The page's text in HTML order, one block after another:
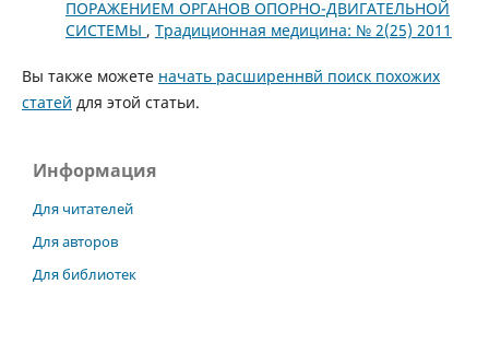
ПОРАЖЕНИЕМ ОРГАНОВ ОПОРНО-ДВИГАТЕЛЬНОЙ
СИСТЕМЫ , Традиционная медицина: № 2(25) 2011
Вы также можете начать расширеннвй поиск похожих
статей для этой статьи.
Информация
Для читателей
Для авторов
Для библиотек